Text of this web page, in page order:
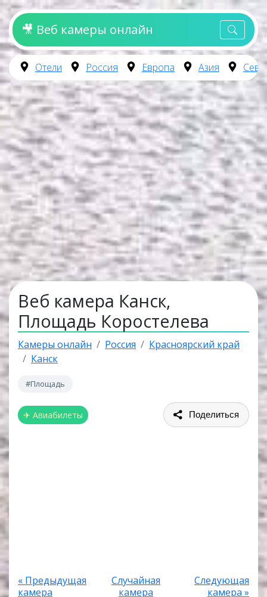
🎥 Веб камеры онлайн
Отели Россия Европа Азия
Веб камера Канск,
Площадь Коростелева
Камеры онлайн Россия
Красноярский край
Канск
#Площадь
✈ Авиабилеты Поделиться
« Предыдущая
камера
Случайная
камера
Следующая
камера »